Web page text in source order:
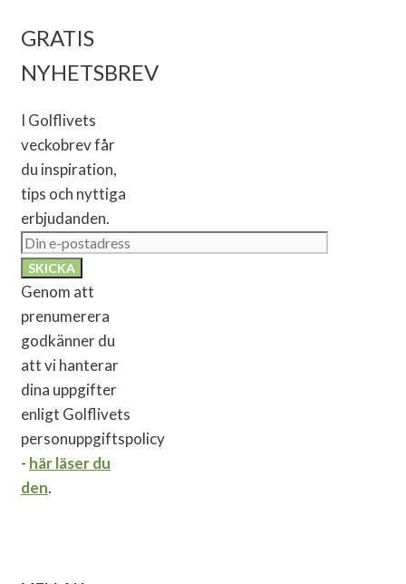
GRATIS
NYHETSBREV
I Golflivets
veckobrev får
du inspiration,
tips och nyttiga
erbjudanden.
Genom att
prenumerera
godkänner du
att vi hanterar
dina uppgifter
enligt Golflivets
personuppgiftspolicy
- här läser du
den.